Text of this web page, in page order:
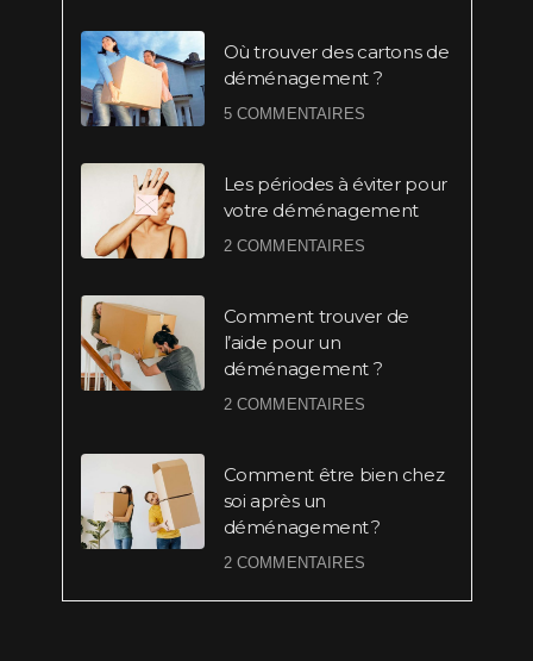
Où trouver des cartons de
déménagement ?
5 COMMENTAIRES
Les périodes à éviter pour
votre déménagement
2 COMMENTAIRES
Comment trouver de
l’aide pour un
déménagement ?
2 COMMENTAIRES
Comment être bien chez
soi après un
déménagement ?
2 COMMENTAIRES